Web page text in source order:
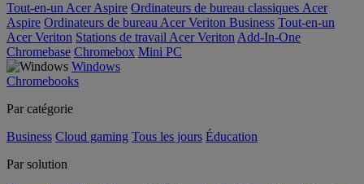
Tout-en-un Acer Aspire Ordinateurs de bureau classiques Acer
Aspire Ordinateurs de bureau Acer Veriton Business Tout-en-un
Acer Veriton Stations de travail Acer Veriton Add-In-One
Chromebase Chromebox Mini PC
Windows
Chromebooks
Par catégorie
Business Cloud gaming Tous les jours Éducation
Par solution